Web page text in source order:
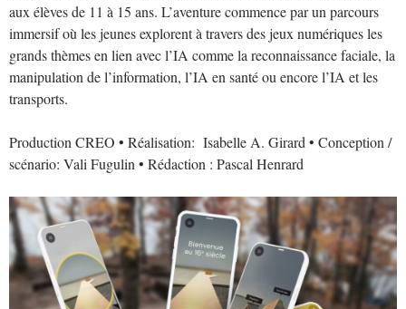
aux élèves de 11 à 15 ans. L’aventure commence par un parcours
immersif où les jeunes explorent à travers des jeux numériques les
grands thèmes en lien avec l’IA comme la reconnaissance faciale, la
manipulation de l’information, l’IA en santé ou encore l’IA et les
transports.
Production CREO • Réalisation: Isabelle A. Girard • Conception /
scénario: Vali Fugulin • Rédaction : Pascal Henrard